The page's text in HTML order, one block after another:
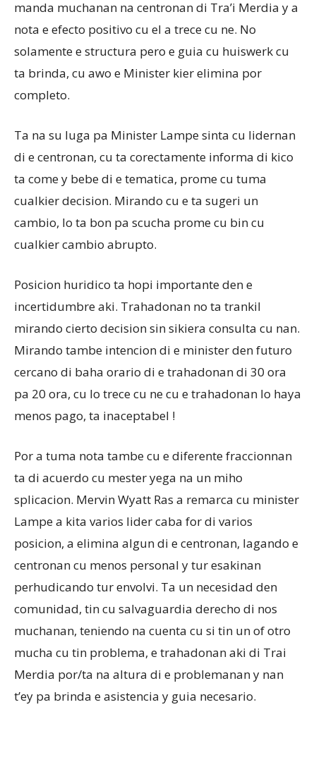
manda muchanan na centronan di Tra’i Merdia y a
nota e efecto positivo cu el a trece cu ne. No
solamente e structura pero e guia cu huiswerk cu
ta brinda, cu awo e Minister kier elimina por
completo.
Ta na su luga pa Minister Lampe sinta cu lidernan
di e centronan, cu ta corectamente informa di kico
ta come y bebe di e tematica, prome cu tuma
cualkier decision. Mirando cu e ta sugeri un
cambio, lo ta bon pa scucha prome cu bin cu
cualkier cambio abrupto.
Posicion huridico ta hopi importante den e
incertidumbre aki. Trahadonan no ta trankil
mirando cierto decision sin sikiera consulta cu nan.
Mirando tambe intencion di e minister den futuro
cercano di baha orario di e trahadonan di 30 ora
pa 20 ora, cu lo trece cu ne cu e trahadonan lo haya
menos pago, ta inaceptabel !
Por a tuma nota tambe cu e diferente fraccionnan
ta di acuerdo cu mester yega na un miho
splicacion. Mervin Wyatt Ras a remarca cu minister
Lampe a kita varios lider caba for di varios
posicion, a elimina algun di e centronan, lagando e
centronan cu menos personal y tur esakinan
perhudicando tur envolvi. Ta un necesidad den
comunidad, tin cu salvaguardia derecho di nos
muchanan, teniendo na cuenta cu si tin un of otro
mucha cu tin problema, e trahadonan aki di Trai
Merdia por/ta na altura di e problemanan y nan
t’ey pa brinda e asistencia y guia necesario.